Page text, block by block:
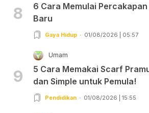
8
6 Cara Memulai
Baru
Gaya Hidup 01/08/2026 | 05:57
9
Umam
5 Cara Memakai Scarf
dan Simple untuk Pemula!
Pendidikan 01/08/2026 | 15:55